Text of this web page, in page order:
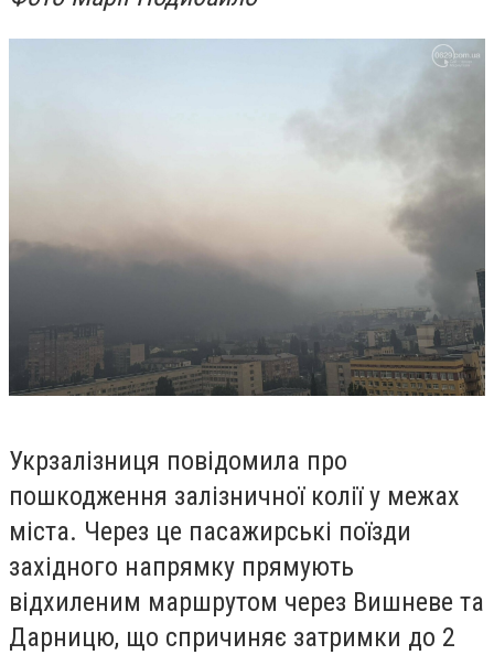
Укрзалізниця повідомила про
пошкодження залізничної колії у межах
міста. Через це пасажирські поїзди
західного напрямку прямують
відхиленим маршрутом через Вишневе та
Дарницю, що спричиняє затримки до 2